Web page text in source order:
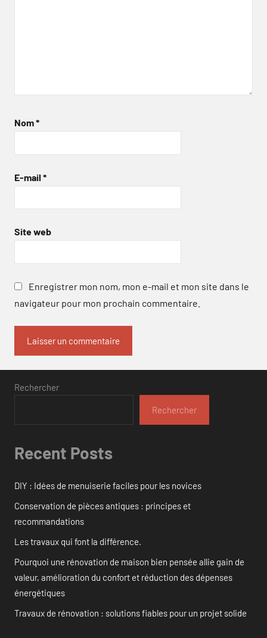
Nom*
E-mail *
Site web
Enregistrer mon nom, mon e-mail et mon site dans le
navigateur pour mon prochain commentaire.
Rechercher
Rechercher
Recent Posts
DIY : Idées de menuiserie faciles pour les novices
Conservation de pièces antiques : principes et
recommandations
Les travaux qui font la différence.
Pourquoi une rénovation de maison bien pensée allie gain de
valeur, amélioration du confort et réduction des dépenses
énergétiques
Travaux de rénovation : solutions fiables pour un projet solide